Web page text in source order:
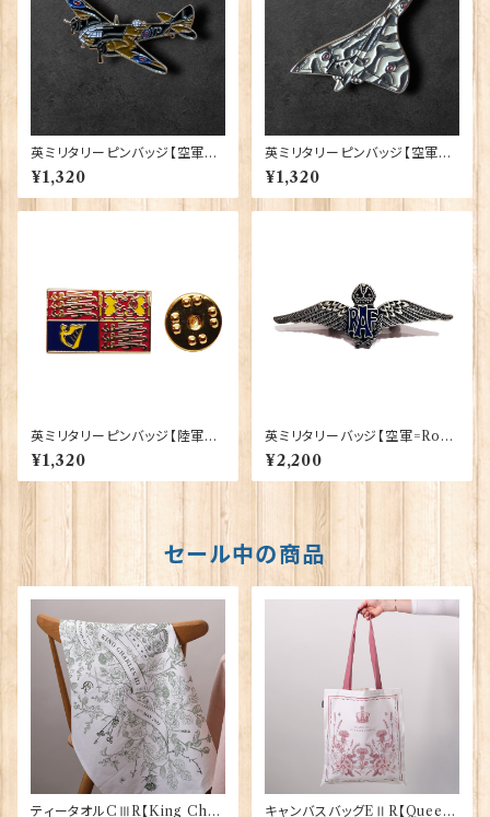
英ミリタリーピンバッジ【空軍=B
lenheim】Cadogan 90043-X
JKB12-57
¥1,320
英ミリタリーピンバッジ【空軍=A
vro Vulcan】Cadogan 9004
3-XJKB02-18
¥1,320
英ミリタリーピンバッジ【陸軍=R
oyal Cypher Standard Fla
¥1,320
英ミリタリーバッジ【空軍=Roya
l Air Force】Tradition 9008
1-CHROM（M007）
¥2,200
セール中の商品
ティータオルCⅢR【King Char キャンバスバッグEⅡR【Queen